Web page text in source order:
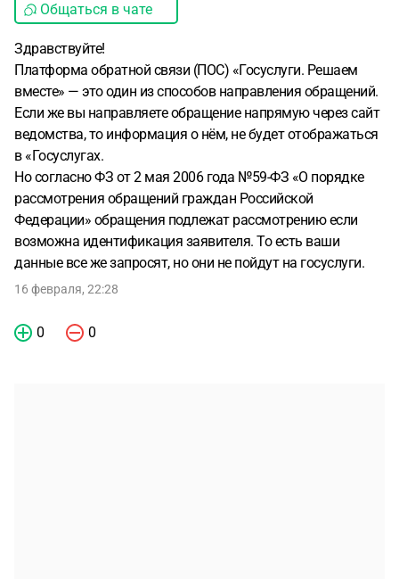
Общаться в чате
Здравствуйте!
Платформа обратной связи (ПОС) «Госуслуги. Решаем
вместе» — это один из способов направления обращений.
Если же вы направляете обращение напрямую через сайт
ведомства, то информация о нём, не будет отображаться
в «Госуслугах.
Но согласно ФЗ от 2 мая 2006 года №59-ФЗ «О порядке
рассмотрения обращений граждан Российской
Федерации» обращения подлежат рассмотрению если
возможна идентификация заявителя. То есть ваши
данные все же запросят, но они не пойдут на госуслуги.
16 февраля, 22:28
0 0